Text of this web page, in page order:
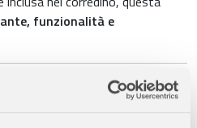
funzionalità e